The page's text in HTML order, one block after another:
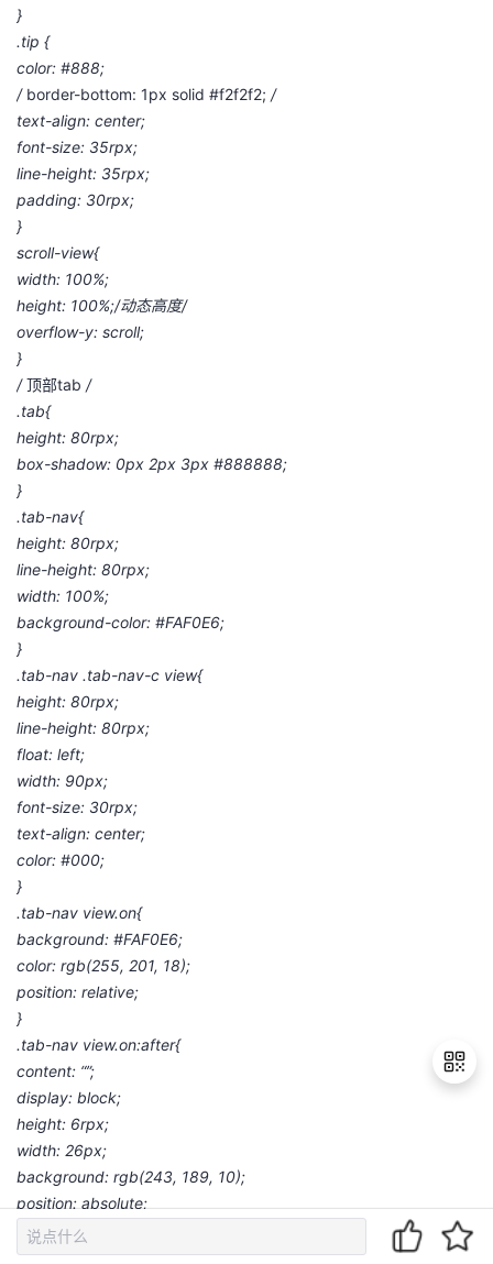
}
.tip {
color: #888;
/border-bottom: 1px solid #f2f2f2; /
text-align: center;
font-size: 35rpx;
line-height: 35rpx;
padding: 30rpx;
}
scroll-view{
width: 100%;
height: 100%;/动态高度/
overflow-y: scroll;
}
/顶部tab /
.tab{
height: 80rpx;
box-shadow: 0px 2px 3px #888888;
}
.tab-nav{
height: 80rpx;
line-height: 80rpx;
width: 100%;
background-color: #FAF0E6;
}
.tab-nav .tab-nav-c view{
height: 80rpx;
line-height: 80rpx;
float: left;
width: 90px;
font-size: 30rpx;
text-align: center;
color: #000;
}
.tab-nav view.on{
background: #FAF0E6;
color: rgb(255, 201, 18);
position: relative;
}
.tab-nav view.on:after{
content: “”;
display: block;
height: 6rpx;
width: 26px;
background: rgb(243, 189, 10);
position: absolute;
bottom: 2px;
left: 32px;